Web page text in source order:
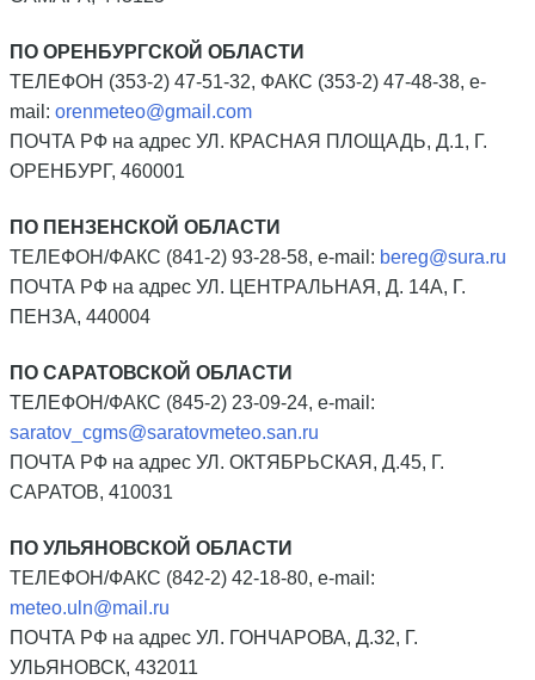
ПО ОРЕНБУРГСКОЙ ОБЛАСТИ
ТЕЛЕФОН (353-2) 47-51-32, ФАКС (353-2) 47-48-38, e-
mail: orenmeteo@gmail.com
ПОЧТА РФ на адрес УЛ. КРАСНАЯ ПЛОЩАДЬ, Д.1, Г.
ОРЕНБУРГ, 460001
ПО ПЕНЗЕНСКОЙ ОБЛАСТИ
ТЕЛЕФОН/ФАКС (841-2) 93-28-58, e-mail: bereg@sura.ru
ПОЧТА РФ на адрес УЛ. ЦЕНТРАЛЬНАЯ, Д. 14А, Г.
ПЕНЗА, 440004
ПО САРАТОВСКОЙ ОБЛАСТИ
ТЕЛЕФОН/ФАКС (845-2) 23-09-24, e-mail:
saratov_cgms@saratovmeteo.san.ru
ПОЧТА РФ на адрес УЛ. ОКТЯБРЬСКАЯ, Д.45, Г.
САРАТОВ, 410031
ПО УЛЬЯНОВСКОЙ ОБЛАСТИ
ТЕЛЕФОН/ФАКС (842-2) 42-18-80, e-mail:
meteo.uln@mail.ru
ПОЧТА РФ на адрес УЛ. ГОНЧАРОВА, Д.32, Г.
УЛЬЯНОВСК, 432011